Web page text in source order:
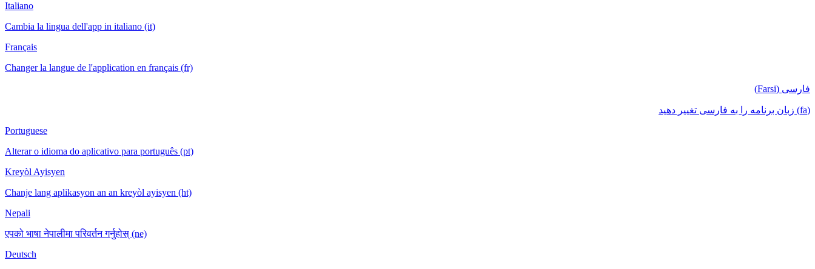
Italiano
Cambia la lingua dell'app in italiano (it)
Français
Changer la langue de l'application en français (fr)
فارسی (Farsi)
(fa) زبان برنامه را به فارسی تغییر دهید
Portuguese
Alterar o idioma do aplicativo para português (pt)
Kreyòl Ayisyen
Chanje lang aplikasyon an an kreyòl ayisyen (ht)
Nepali
एपको भाषा नेपालीमा परिवर्तन गर्नुहोस् (ne)
Deutsch